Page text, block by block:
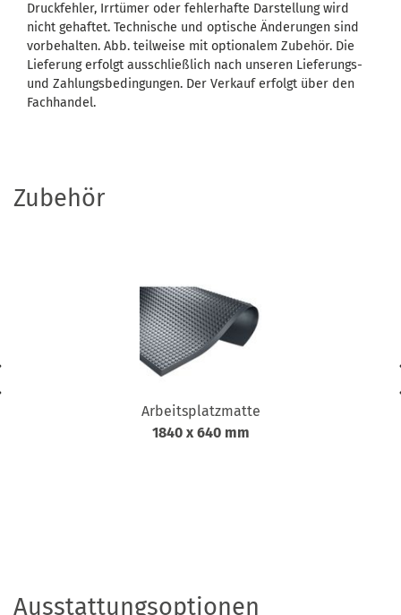
Druckfehler, Irrtümer oder fehlerhafte Darstellung wird
nicht gehaftet. Technische und optische Änderungen sind
vorbehalten. Abb. teilweise mit optionalem Zubehör. Die
Lieferung erfolgt ausschließlich nach unseren Lieferungs-
und Zahlungsbedingungen. Der Verkauf erfolgt über den
Fachhandel.
Zubehör
Arbeitsplatzmatte
1840 x 640 mm
Ausstattungsoptionen